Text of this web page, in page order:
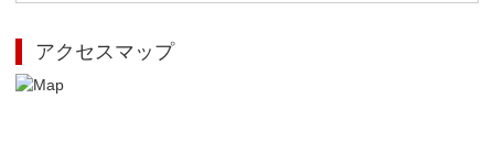
アクセスマップ